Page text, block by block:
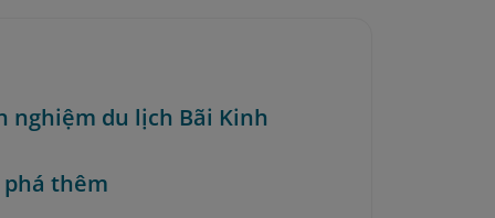
nghiệm du lịch Bãi Kinh
thêm